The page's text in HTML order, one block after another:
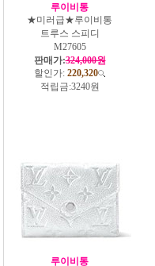
루이비통
★미러급★루이비통
트루스 스피디
M27605
판매가:324,000원
할인가: 220,320
적립금:3240원
루이비통